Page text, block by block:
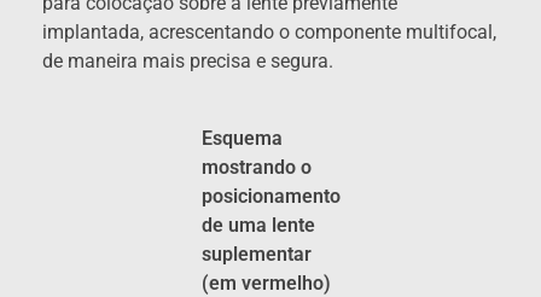
implantada, acrescentando o componente multifocal,
de maneira mais precisa e segura.
Esquema
mostrando o
posicionamento
de uma lente
suplementar
(em vermelho)